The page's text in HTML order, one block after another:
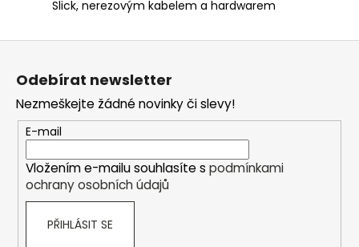
Slick, nerezovým kabelem a hardwarem
Z
Odebírat newsletter
Nezmeškejte žádné novinky či slevy!
E-mail
Vložením e-mailu souhlasíte s podmínkami
ochrany osobních údajů
PŘIHLÁSIT SE